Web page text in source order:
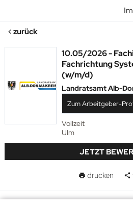
zurück
10.05/2026 -
Fachrichtung
(w/m/d)
Landratsamt Alb-
Zum Arbeitgeber-
Vollzeit
Ulm
JETZT
drucken